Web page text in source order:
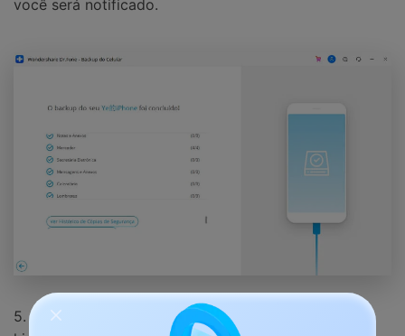
você será notificado.
5. Você pode abrir o local do backup ou visualizar o